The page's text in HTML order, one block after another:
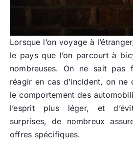
Lorsque l’on voyage à
le pays que l’on parcourt à
nombreuses. On ne sait pas
réagir en cas d’incident, on ne
le comportement des
l’esprit plus léger, et
surprises, de nombreux
offres spécifiques.